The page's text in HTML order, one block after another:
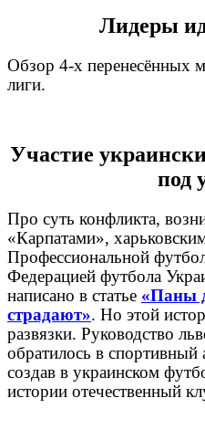
Лидеры
Обзор 4-х перенесённых
лиги.
Участие
под
Про суть конфликта,
«Карпатами»,
Профессиональной
Федерацией футбола
написано в статье «Паны
страдают». Но этой
развязки. Руководство
обратилось в
создав в украинском
истории отечественный